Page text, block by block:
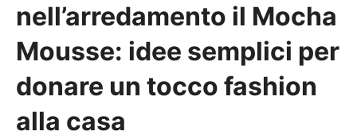
nell’arredamento il Mocha
Mousse: idee semplici per
donare un tocco fashion
alla casa